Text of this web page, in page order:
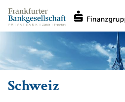
zum
Inhalt
Schweiz